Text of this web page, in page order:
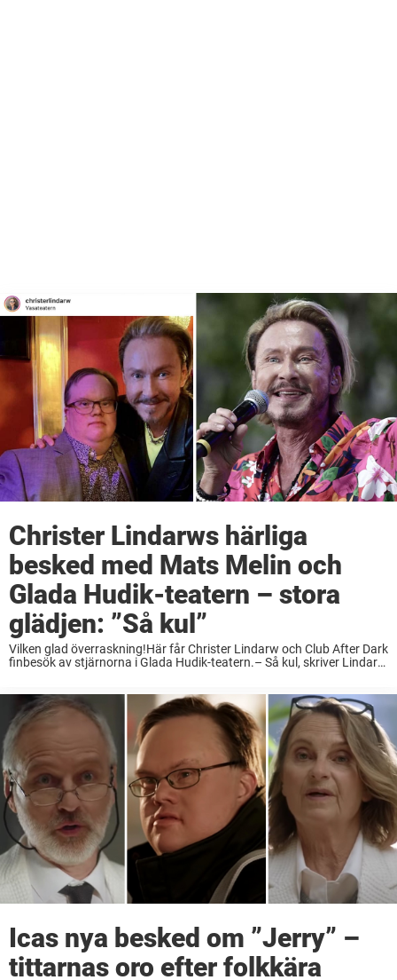
Christer Lindarws härliga
besked med Mats Melin och
Glada Hudik-teatern – stora
glädjen: ”Så kul”
Vilken glad överraskning!Här får Christer Lindarw och Club After Dark
finbesök av stjärnorna i Glada Hudik-teatern.– Så kul, skriver Lindarw
Icas nya besked om ”Jerry” –
tittarnas oro efter folkkära